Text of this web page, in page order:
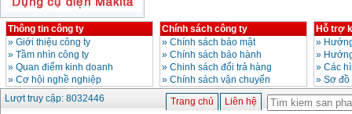
Máy mài hai đá
150mm Bosch GBG
35-15 (350W)
Giá:2759000
Máy mài cắt đa năng
Makita TM3000C
Thông tin công ty
» Giới thiệu công ty
» Tầm nhìn công ty
» Quan điểm kinh doanh
» Cơ hội nghề nghiệp
Chính sách công ty
» Chính sách bảo mật
» Chính sách bảo hành
» Chinh sách đổi trả hàng
» Chính sách vận chuyển
Hỗ trợ
»
»
» Các
» Sơ
Lượt truy cập: 8032446
Trang chủ Liên hệ